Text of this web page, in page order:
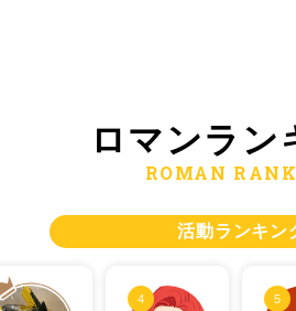
ロマンラン
ROMAN
活動ランキン
4 5